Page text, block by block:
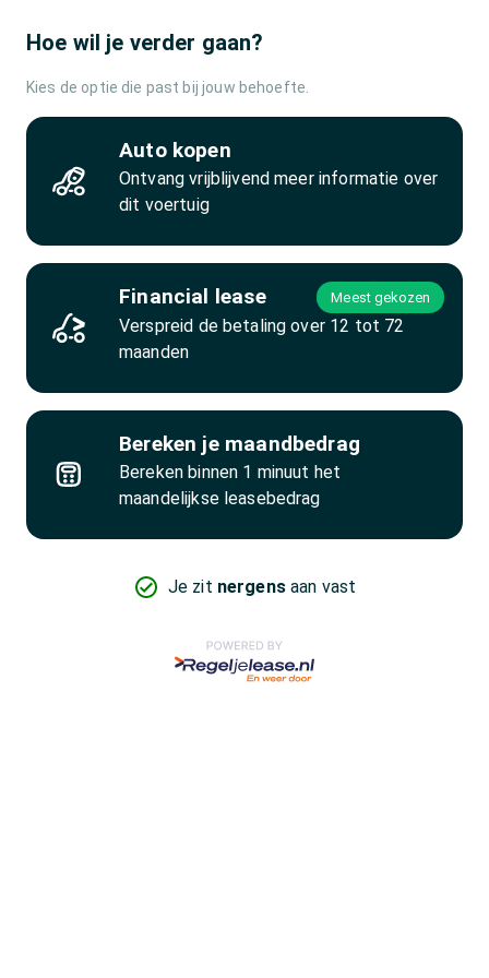
Hoe wil je verder gaan?
Kies de optie die past bij jouw behoefte.
Auto kopen
Ontvang vrijblijvend meer informatie over
dit voertuig
Financial lease Meest gekozen
Verspreid de betaling over 12 tot 72
maanden
Bereken je maandbedrag
Bereken binnen 1 minuut het
maandelijkse leasebedrag
Je zit nergensaan vast